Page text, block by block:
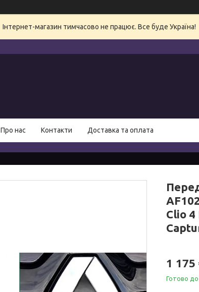
Інтернет-магазин тимчасово не працює. Все буде Україна!
Про нас Контакти Доставка та оплата
Clio 4
1 175
Готово до